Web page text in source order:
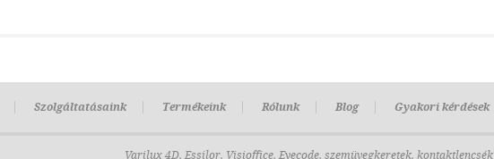
Szolgáltatásaink Termékeink Rólunk Blog Gyakori kérdések
Varilux 4D, Essilor, Visioffice, Eyecode, szemüvegkeretek, kontaktlencsék